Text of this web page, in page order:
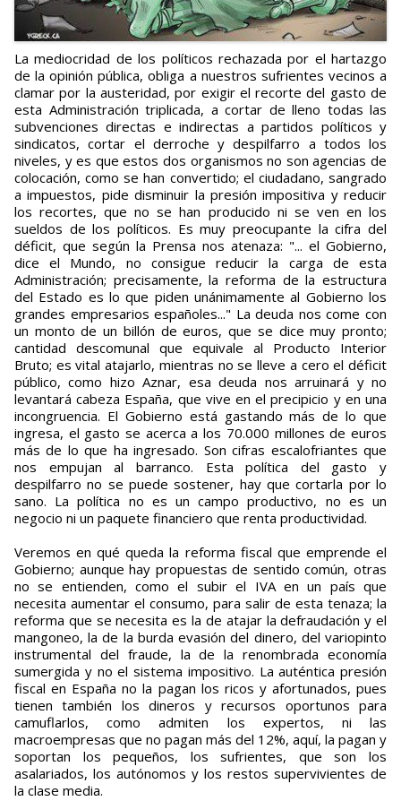
La mediocridad de los políticos rechazada por el hartazgo
de la opinión pública, obliga a nuestros sufrientes vecinos a
clamar por la austeridad, por exigir el recorte del gasto de
esta Administración triplicada, a cortar de lleno todas las
subvenciones directas e indirectas a partidos políticos y
sindicatos, cortar el derroche y despilfarro a todos los
niveles, y es que estos dos organismos no son agencias de
colocación, como se han convertido; el ciudadano, sangrado
a impuestos, pide disminuir la presión impositiva y reducir
los recortes, que no se han producido ni se ven en los
sueldos de los políticos. Es muy preocupante la cifra del
déficit, que según la Prensa nos atenaza: "... el Gobierno,
dice el Mundo, no consigue reducir la carga de esta
Administración; precisamente, la reforma de la estructura
del Estado es lo que piden unánimamente al Gobierno los
grandes empresarios españoles..." La deuda nos come con
un monto de un billón de euros, que se dice muy pronto;
cantidad descomunal que equivale al Producto Interior
Bruto; es vital atajarlo, mientras no se lleve a cero el déficit
público, como hizo Aznar, esa deuda nos arruinará y no
levantará cabeza España, que vive en el precipicio y en una
incongruencia. El Gobierno está gastando más de lo que
ingresa, el gasto se acerca a los 70.000 millones de euros
más de lo que ha ingresado. Son cifras escalofriantes que
nos empujan al barranco. Esta política del gasto y
despilfarro no se puede sostener, hay que cortarla por lo
sano. La política no es un campo productivo, no es un
negocio ni un paquete financiero que renta productividad.
Veremos en qué queda la reforma fiscal que emprende el
Gobierno; aunque hay propuestas de sentido común, otras
no se entienden, como el subir el IVA en un país que
necesita aumentar el consumo, para salir de esta tenaza; la
reforma que se necesita es la de atajar la defraudación y el
mangoneo, la de la burda evasión del dinero, del variopinto
instrumental del fraude, la de la renombrada economía
sumergida y no el sistema impositivo. La auténtica presión
fiscal en España no la pagan los ricos y afortunados, pues
tienen también los dineros y recursos oportunos para
camuflarlos, como admiten los expertos, ni las
macroempresas que no pagan más del 12%, aquí, la pagan y
soportan los pequeños, los sufrientes, que son los
asalariados, los autónomos y los restos supervivientes de
la clase media.